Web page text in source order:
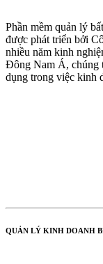
Phần mềm quản lý
được phát triển bởi
nhiều năm kinh
Đông Nam Á, chúng
dụng trong việc kinh
QUẢN LÝ KINH DOANH